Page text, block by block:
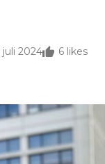
juli 2024 6 likes